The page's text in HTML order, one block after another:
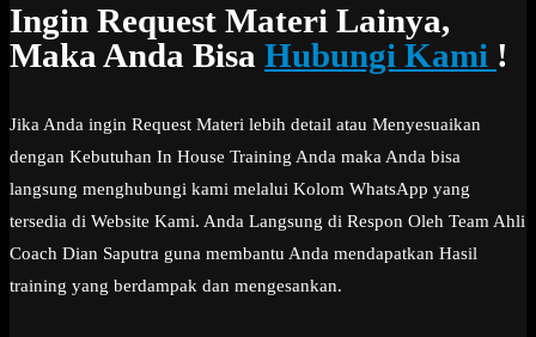
Ingin Request Materi Lainya,
Maka Anda Bisa Hubungi Kami !
Jika Anda ingin Request Materi lebih detail atau Menyesuaikan
dengan Kebutuhan In House Training Anda maka Anda bisa
langsung menghubungi kami melalui Kolom WhatsApp yang
tersedia di Website Kami. Anda Langsung di Respon Oleh Team Ahli
Coach Dian Saputra guna membantu Anda mendapatkan Hasil
training yang berdampak dan mengesankan.